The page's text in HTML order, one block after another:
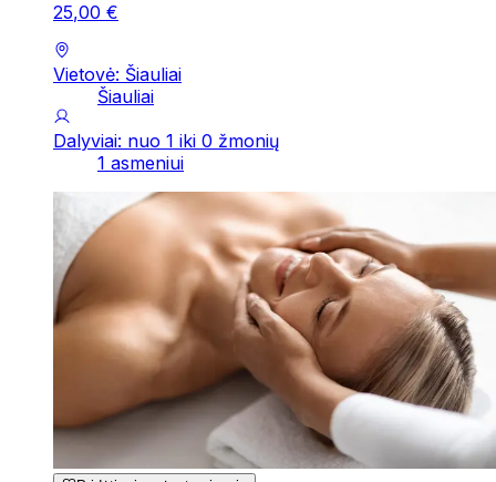
25,00 €
Vietovė: Šiauliai
Šiauliai
Dalyviai: nuo 1 iki 0 žmonių
1 asmeniui